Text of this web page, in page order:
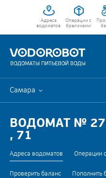
Адреса
водоматов
Операции с
брелоками
Самара
ВОДОМАТ №
, 71
Адреса водоматов Операции
Проверить баланс Пополнить